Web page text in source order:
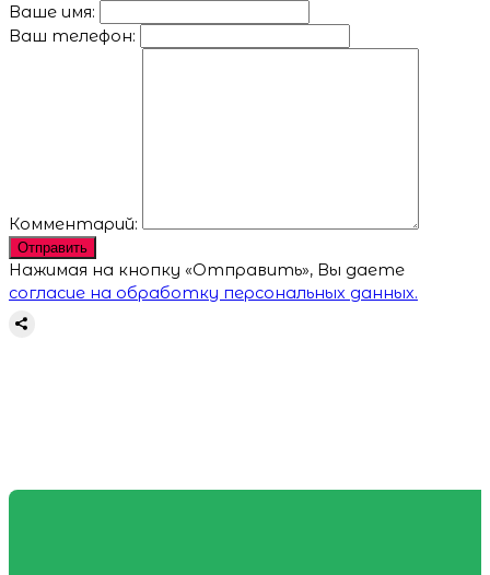
Ваше имя:
Ваш телефон:
Комментарий:
Отправить
Нажимая на кнопку «Отправить», Вы даете
согласие на обработку персональных данных.